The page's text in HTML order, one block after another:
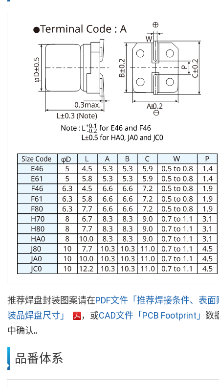
推荐焊盘封装图案请在PDF文件「推荐焊接条件、表面
装品焊盘尺寸」
，或CAD文件「PCB Footprint」 数
中确认。
品番体系